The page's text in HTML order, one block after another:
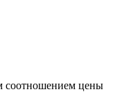
соотношением цены